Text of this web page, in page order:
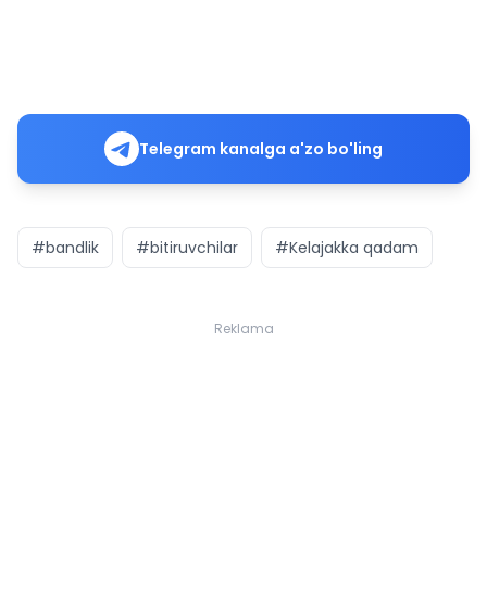
Telegram kanalga a'zo bo'ling
#bandlik #bitiruvchilar #Kelajakka qadam
Reklama